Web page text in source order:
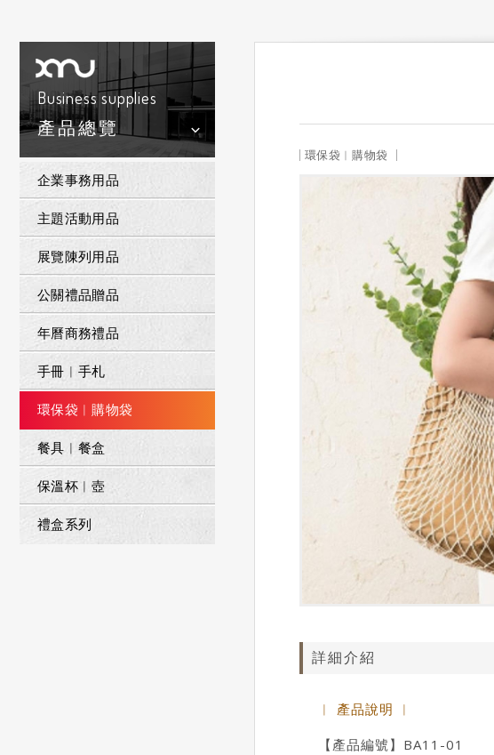
Business supplies
產品總覽
企業事務用品
主題活動用品
展覽陳列用品
公關禮品贈品
年曆商務禮品
手冊︱手札
環保袋︱購物袋
餐具︱餐盒
保溫杯︱壺
禮盒系列
環保袋︱購物袋
詳細介紹
︱ 產品說明 ︱
【產品編號】BA11-01